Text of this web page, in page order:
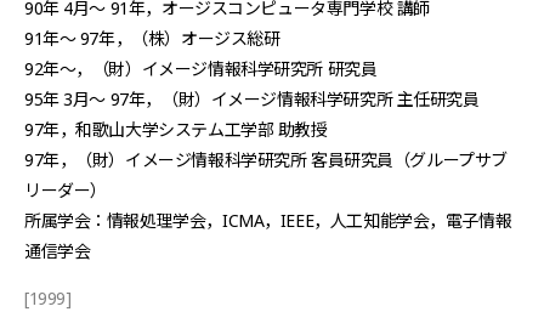
90年 4月〜 91年，オージスコンピュータ専門学校 講師
91年〜 97年，（株）オージス総研
92年〜，（財）イメージ情報科学研究所 研究員
95年 3月〜 97年，（財）イメージ情報科学研究所 主任研究員
97年，和歌山大学システム工学部 助教授
97年，（財）イメージ情報科学研究所 客員研究員（グループサブ
リーダー）
所属学会：情報処理学会，ICMA，IEEE，人工知能学会，電子情報
通信学会
[1999]